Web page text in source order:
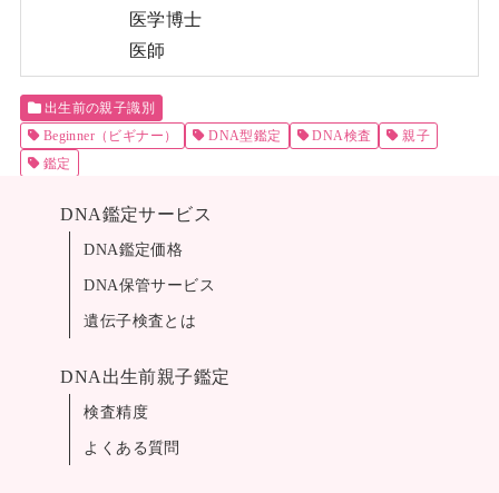
医学博士
医師
出生前の親子識別
Beginner（ビギナー）
DNA型鑑定 DNA検査
親子
鑑定
DNA鑑定サービス
DNA鑑定価格
DNA保管サービス
遺伝子検査とは
DNA出生前親子鑑定
検査精度
よくある質問